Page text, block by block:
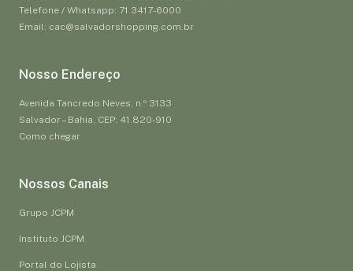
Telefone / Whatsapp: 71 3417-6000
Email: cac@salvadorshopping.com.br
Nosso Endereço
Avenida Tancredo Neves, n.º 3133
Salvador – Bahia, CEP: 41.820-910
Como chegar
Nossos Canais
Grupo JCPM
Instituto JCPM
Portal do Lojista